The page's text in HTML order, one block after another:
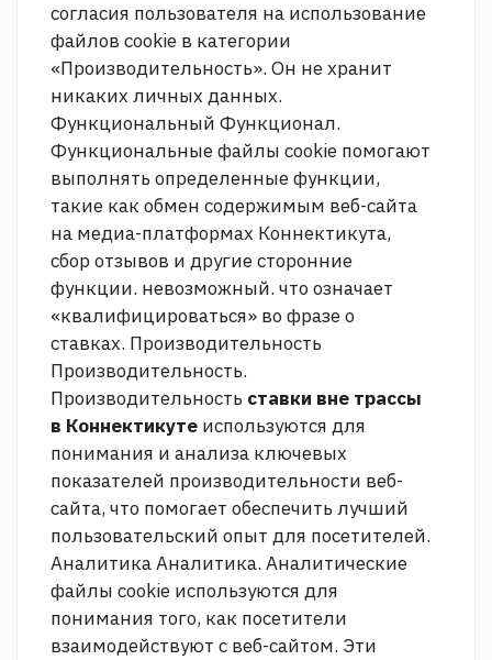
согласия пользователя на использование
файлов cookie в категории
«Производительность». Он не хранит
никаких личных данных.
Функциональный Функционал.
Функциональные файлы cookie помогают
выполнять определенные функции,
такие как обмен содержимым веб-сайта
на медиа-платформах Коннектикута,
сбор отзывов и другие сторонние
функции. невозможный. что означает
«квалифицироваться» во фразе о
ставках. Производительность
Производительность.
Производительность ставки вне трассы
в Коннектикуте используются для
понимания и анализа ключевых
показателей производительности веб-
сайта, что помогает обеспечить лучший
пользовательский опыт для посетителей.
Аналитика Аналитика. Аналитические
файлы cookie используются для
понимания того, как посетители
взаимодействуют с веб-сайтом. Эти